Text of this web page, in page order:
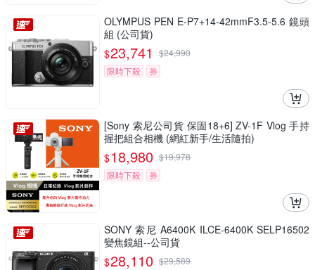
OLYMPUS PEN E-P7+14-42mmF3.5-5.6 鏡頭
組 (公司貨)
$23,741 $24,990
限時下殺
券
[Sony 索尼公司貨 保固18+6] ZV-1F Vlog 手持
握把組合相機 (網紅新手/生活隨拍)
$18,980 $19,978
限時下殺
券
SONY 索尼 A6400K ILCE-6400K SELP16502
變焦鏡組--公司貨
$28,110 $29,589